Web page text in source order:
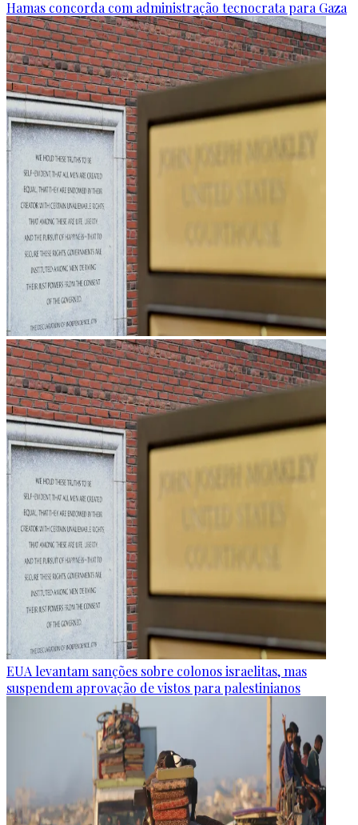
Hamas concorda com administração tecnocrata para Gaza
EUA levantam sanções sobre colonos israelitas, mas
suspendem aprovação de vistos para palestinianos